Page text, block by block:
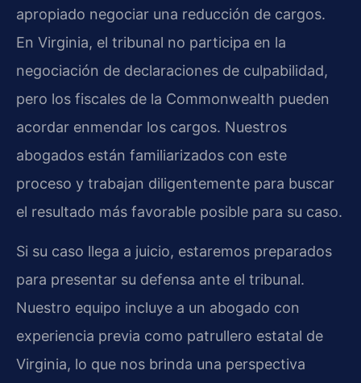
apropiado negociar una reducción de cargos.
En Virginia, el tribunal no participa en la
negociación de declaraciones de culpabilidad,
pero los fiscales de la Commonwealth pueden
acordar enmendar los cargos. Nuestros
abogados están familiarizados con este
proceso y trabajan diligentemente para buscar
el resultado más favorable posible para su caso.
Si su caso llega a juicio, estaremos preparados
para presentar su defensa ante el tribunal.
Nuestro equipo incluye a un abogado con
experiencia previa como patrullero estatal de
Virginia, lo que nos brinda una perspectiva